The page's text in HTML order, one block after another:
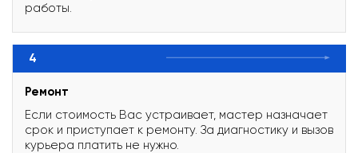
работы.
4
Ремонт
Если стоимость Вас устраивает, мастер назначает
срок и приступает к ремонту. За диагностику и вызов
курьера платить не нужно.